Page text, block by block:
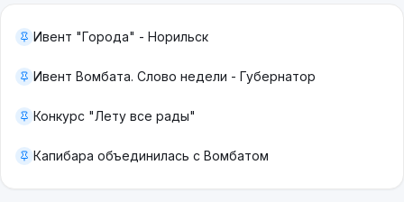
Ивент "Города" - Норильск
Ивент Вомбата. Слово недели - Губернатор
Конкурс "Лету все рады"
Капибара объединилась с Вомбатом